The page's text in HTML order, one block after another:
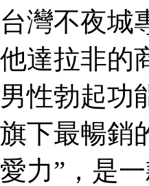
台灣不夜城
他達拉非的
男性勃起功
旗下最暢銷
愛力”，是